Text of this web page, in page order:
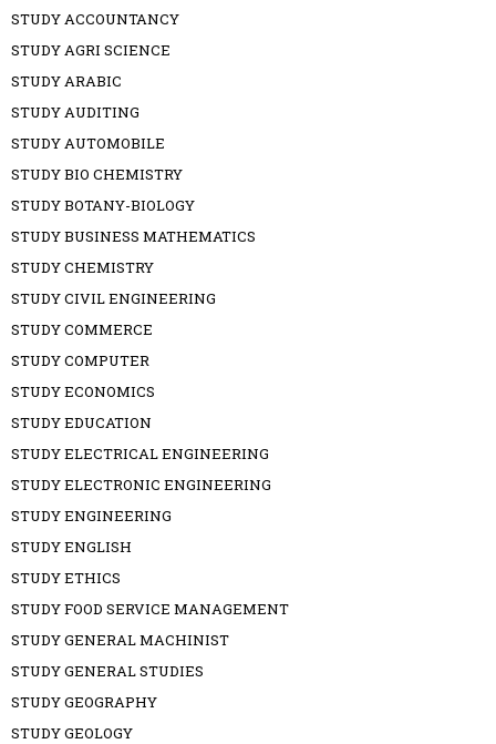
STUDY ACCOUNTANCY
STUDY AGRI SCIENCE
STUDY ARABIC
STUDY AUDITING
STUDY AUTOMOBILE
STUDY BIO CHEMISTRY
STUDY BOTANY-BIOLOGY
STUDY BUSINESS MATHEMATICS
STUDY CHEMISTRY
STUDY CIVIL ENGINEERING
STUDY COMMERCE
STUDY COMPUTER
STUDY ECONOMICS
STUDY EDUCATION
STUDY ELECTRICAL ENGINEERING
STUDY ELECTRONIC ENGINEERING
STUDY ENGINEERING
STUDY ENGLISH
STUDY ETHICS
STUDY FOOD SERVICE MANAGEMENT
STUDY GENERAL MACHINIST
STUDY GENERAL STUDIES
STUDY GEOGRAPHY
STUDY GEOLOGY